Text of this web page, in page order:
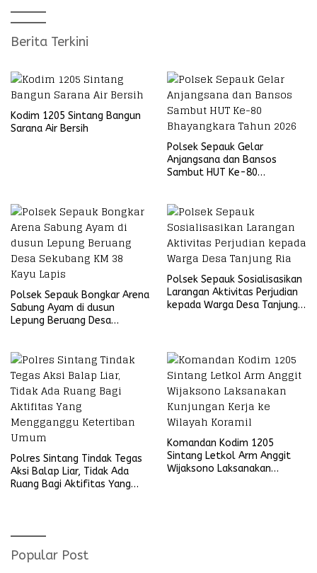
Berita Terkini
Kodim 1205 Sintang Bangun
Sarana Air Bersih
Polsek Sepauk Gelar
Anjangsana dan Bansos
Sambut HUT Ke-80
Polsek Sepauk Bongkar Arena
Sabung Ayam di dusun
Lepung Beruang Desa
Polsek Sepauk Sosialisasikan
Larangan Aktivitas Perjudian
kepada Warga Desa Tanjung
Polres Sintang Tindak Tegas
Aksi Balap Liar, Tidak Ada
Ruang Bagi Aktifitas Yang
Komandan Kodim 1205
Sintang Letkol Arm Anggit
Wijaksono Laksanakan
Popular Post